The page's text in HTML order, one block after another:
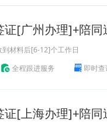
证[广州办理]+陪同
材料后[6-12]个工作日
全程跟进服务 即时查
证[上海办理]+陪同